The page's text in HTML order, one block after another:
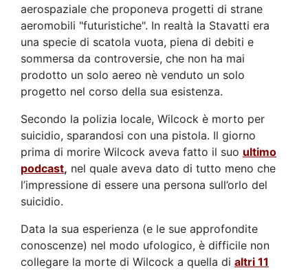
aerospaziale che proponeva progetti di strane
aeromobili "futuristiche". In realtà la Stavatti era
una specie di scatola vuota, piena di debiti e
sommersa da controversie, che non ha mai
prodotto un solo aereo nè venduto un solo
progetto nel corso della sua esistenza.
Secondo la polizia locale, Wilcock è morto per
suicidio, sparandosi con una pistola. Il giorno
prima di morire Wilcock aveva fatto il suo ultimo
podcast, nel quale aveva dato di tutto meno che
l’impressione di essere una persona sull’orlo del
suicidio.
Data la sua esperienza (e le sue approfondite
conoscenze) nel modo ufologico, è difficile non
collegare la morte di Wilcock a quella di altri 11